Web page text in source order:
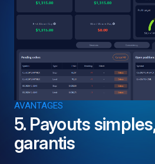
AVANTAGES
5. Payouts
garantis